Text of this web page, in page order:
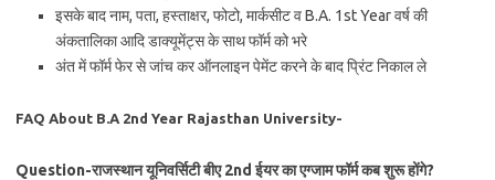
इसके बाद नाम, पता, हस्ताक्षर, फोटो, मार्कसीट व B.A. 1st Year वर्ष की
अंकतालिका आदि डाक्यूमेंट्स के साथ फॉर्म को भरे
अंत में फॉर्म फेर से जांच कर ऑनलाइन पेमेंट करने के बाद प्रिंट निकाल ले
FAQ About B.A 2nd Year Rajasthan University-
Question-राजस्थान यूनिवर्सिटी बीए 2nd ईयर का एग्जाम फॉर्म कब शुरू होंगे?